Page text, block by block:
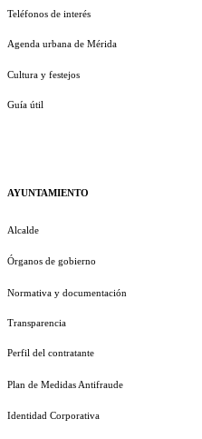
Teléfonos de interés
Agenda urbana de Mérida
Cultura y festejos
Guía útil
AYUNTAMIENTO
Alcalde
Órganos de gobierno
Normativa y documentación
Transparencia
Perfil del contratante
Plan de Medidas Antifraude
Identidad Corporativa